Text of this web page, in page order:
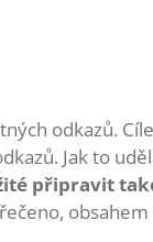
odkazů.
Jak to
připravit